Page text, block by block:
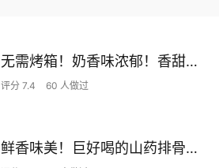
无需烤箱！奶香味浓郁！香甜嫩滑的椰蓉奶糕
评分 7.4 60 人做过
鲜香味美！巨好喝的山药排骨汤！！